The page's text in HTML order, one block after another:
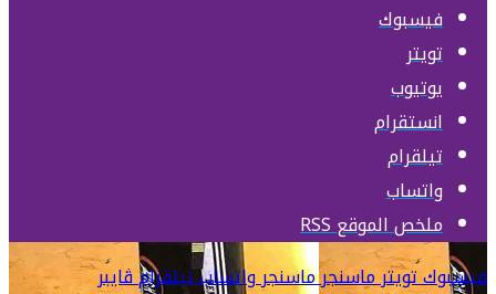
فيسبوك
تويتر
يوتيوب
انستقرام
تيلقرام
واتساب
ملخص الموقع RSS
فيسبوكتويترماسنجرماسنجرواتسابتيلقرامڤايبر